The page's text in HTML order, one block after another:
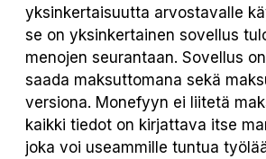
yksinkertaisuutta arvostavalle
se on yksinkertainen sovellus
menojen seurantaan. Sovellus
saada maksuttomana sekä
versiona. Monefyyn ei liitetä
kaikki tiedot on kirjattava itse
joka voi useammille tuntua